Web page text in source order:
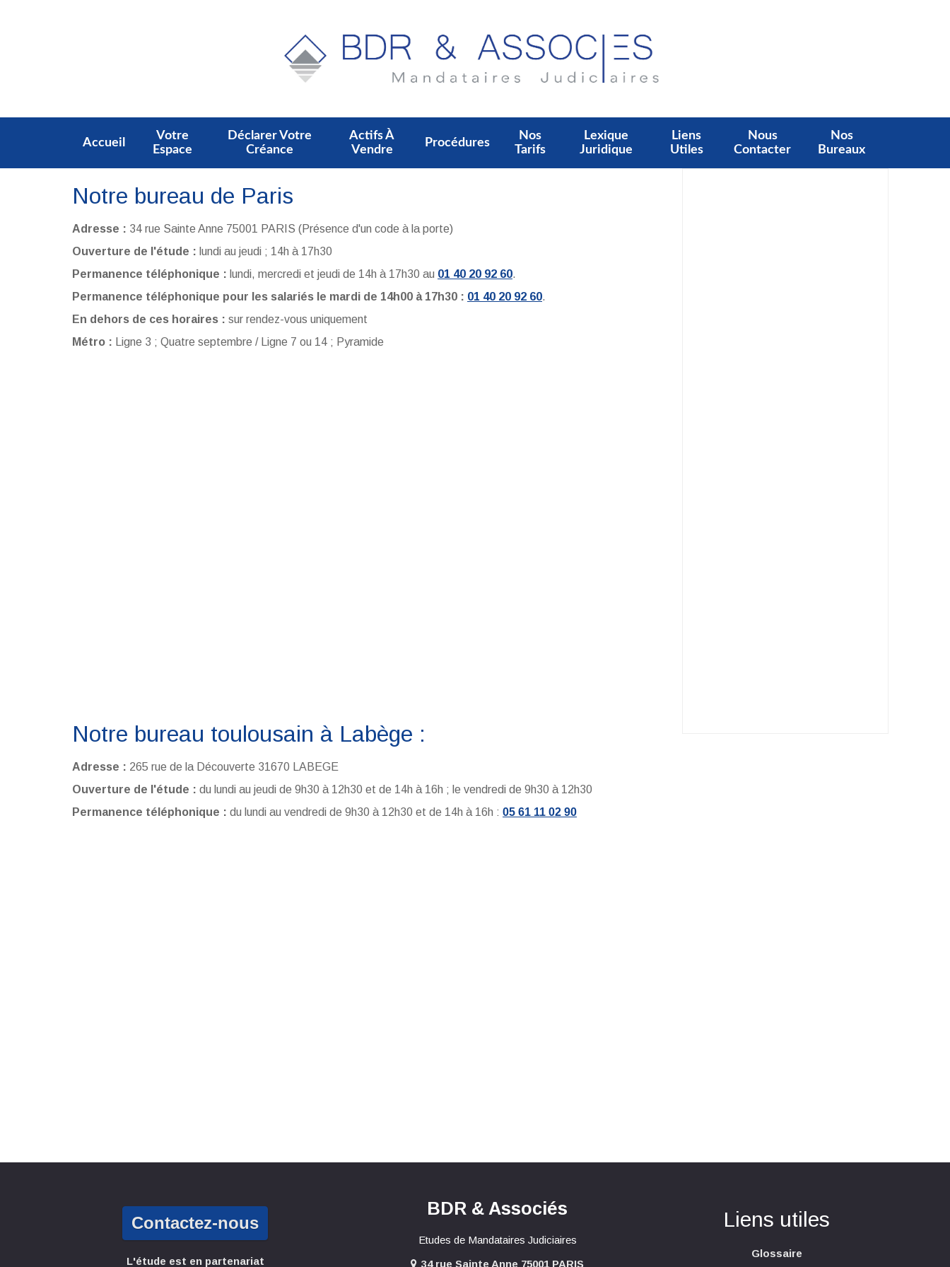
Accueil
Votre
Espace
Déclarer Votre
Créance
Actifs À
Vendre
Procédures
Nos
Tarifs
Lexique
Juridique
Liens
Utiles
Nous
Contacter
Nos
Bureaux
Notre bureau de Paris
Adresse : 34 rue Sainte Anne 75001 PARIS (Présence d'un code à la porte)
Ouverture de l'étude : lundi au jeudi ; 14h à 17h30
Permanence téléphonique : lundi, mercredi et jeudi de 14h à 17h30 au 01 40 20 92 60.
Permanence téléphonique pour les salariés le mardi de 14h00 à 17h30 : 01 40 20 92 60.
En dehors de ces horaires : sur rendez-vous uniquement
Métro : Ligne 3 ; Quatre septembre / Ligne 7 ou 14 ; Pyramide
Notre bureau toulousain à Labège :
Adresse : 265 rue de la Découverte 31670 LABEGE
Ouverture de l'étude : du lundi au jeudi de 9h30 à 12h30 et de 14h à 16h ; le vendredi de 9h30 à 12h30
Permanence téléphonique : du lundi au vendredi de 9h30 à 12h30 et de 14h à 16h : 05 61 11 02 90
Contactez-nous
L'étude est en partenariat
BDR & Associés
Etudes de Mandataires Judiciaires
34 rue Sainte Anne 75001 PARIS
Liens utiles
Glossaire